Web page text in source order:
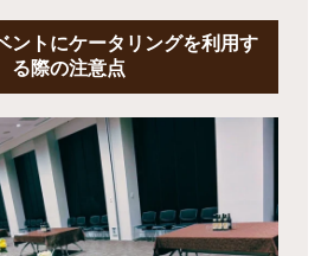
ントにケータリングを利用す
る際の注意点